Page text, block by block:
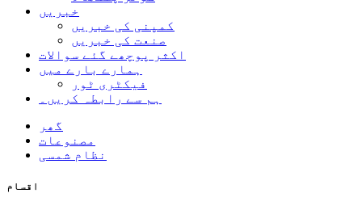
خبریں
کمپنی کی خبریں
صنعت کی خبریں
اکثر پوچھے گئے سوالات
ہمارے بارے میں
فیکٹری ٹور
ہم سے رابطہ کریں۔
گھر
مصنوعات
نظام شمسی
اقسام